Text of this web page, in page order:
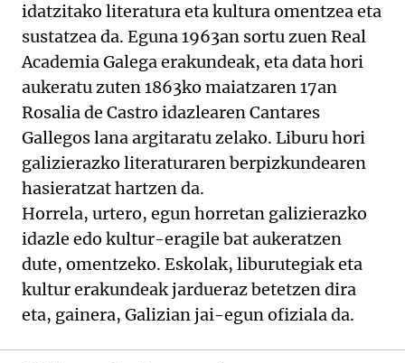
idatzitako literatura eta kultura omentzea eta
sustatzea da. Eguna 1963an sortu zuen Real
Academia Galega erakundeak, eta data hori
aukeratu zuten 1863ko maiatzaren 17an
Rosalia de Castro idazlearen Cantares
Gallegos lana argitaratu zelako. Liburu hori
galizierazko literaturaren berpizkundearen
hasieratzat hartzen da.
Horrela, urtero, egun horretan galizierazko
idazle edo kultur-eragile bat aukeratzen
dute, omentzeko. Eskolak, liburutegiak eta
kultur erakundeak jardueraz betetzen dira
eta, gainera, Galizian jai-egun ofiziala da.